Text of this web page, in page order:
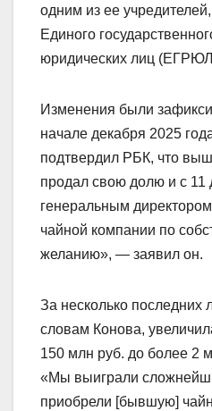
одним из ее
Единого
юридических лиц
Изменения были
начале декабря 2025
подтвердил РБК, что
продал свою долю и с 11
генеральным
чайной компании по
желанию», — заявил он.
За несколько последних
словам Конова,
150 млн руб. до более 2
«Мы выиграли
приобрели [бывшую]